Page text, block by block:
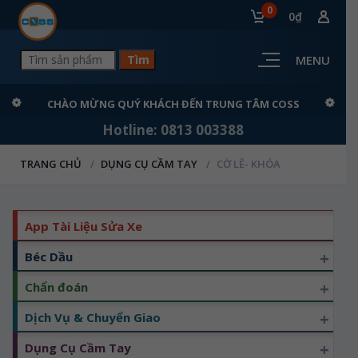
0 0₫
MENU
CHÀO MỪNG QUÝ KHÁCH ĐẾN TRUNG TÂM COSS
Hotline: 0813 003388
TRANG CHỦ DỤNG CỤ CẦM TAY CỜ LÊ- KHÓA
App Tài Liệu Sửa Xe
Béc Dầu
+
Chẩn đoán +
Dịch Vụ & Chuyển Giao +
Dụng Cụ Cầm Tay +